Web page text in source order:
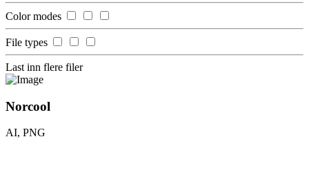
Color modes
File types
Last inn flere filer
Norcool
AI, PNG